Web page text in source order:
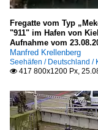
Fregatte vom Typ
"911" im Hafen von
Aufnahme vom
Manfred Krellenberg
Seehäfen / Deutschland /
 417 800x1200 Px,